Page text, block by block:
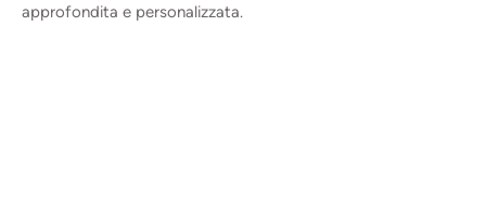
approfondita e personalizzata.